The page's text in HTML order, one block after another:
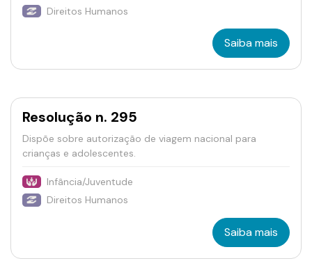
Direitos Humanos
Saiba mais
Resolução n. 295
Dispõe sobre autorização de viagem nacional para
crianças e adolescentes.
Infância/Juventude
Direitos Humanos
Saiba mais